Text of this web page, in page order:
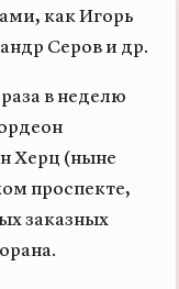
как Игорь
Серов и др.
в неделю
Херц (ныне
проспекте,
заказных